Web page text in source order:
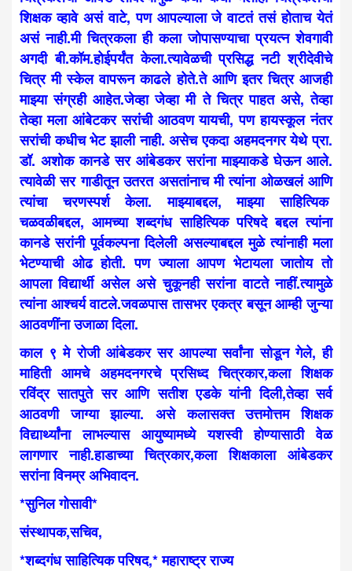
शिक्षक व्हावे असं वाटे, पण आपल्याला जे वाटतं तसं होताच येतं
असं नाही.मी चित्रकला ही कला जोपासण्याचा प्रयत्न शेवगावी
अगदी बी.कॉम.होईपर्यंत केला.त्यावेळची प्रसिद्ध नटी श्रीदेवीचे
चित्र मी स्केल वापरून काढले होते.ते आणि इतर चित्र आजही
माझ्या संग्रही आहेत.जेव्हा जेव्हा मी ते चित्र पाहत असे, तेव्हा
तेव्हा मला आंबेटकर सरांची आठवण यायची, पण हायस्कूल नंतर
सरांची कधीच भेट झाली नाही. असेच एकदा अहमदनगर येथे प्रा.
डॉ. अशोक कानडे सर आंबेडकर सरांना माझ्याकडे घेऊन आले.
त्यावेळी सर गाडीतून उतरत असतांनाच मी त्यांना ओळखलं आणि
त्यांचा चरणस्पर्श केला. माझ्याबद्दल, माझ्या साहित्यिक
चळवळीबद्दल, आमच्या शब्दगंध साहित्यिक परिषदे बद्दल त्यांना
कानडे सरांनी पूर्वकल्पना दिलेली असल्याबद्दल मुळे त्यांनाही मला
भेटण्याची ओढ होती. पण ज्याला आपण भेटायला जातोय तो
आपला विद्यार्थी असेल असे चुकूनही सरांना वाटते नाहीं.त्यामुळे
त्यांना आश्चर्य वाटले.जवळपास तासभर एकत्र बसून आम्ही जुन्या
आठवणींना उजाळा दिला.
काल ९ मे रोजी आंबेडकर सर आपल्या सर्वांना सोडून गेले, ही
माहिती आमचे अहमदनगरचे प्रसिध्द चित्रकार,कला शिक्षक
रविंद्र सातपुते सर आणि सतीश एडके यांनी दिली,तेव्हा सर्व
आठवणी जाग्या झाल्या. असे कलासक्त उत्तमोत्तम शिक्षक
विद्यार्थ्यांना लाभल्यास आयुष्यामध्ये यशस्वी होण्यासाठी वेळ
लागणार नाही.हाडाच्या चित्रकार,कला शिक्षकाला आंबेडकर
सरांना विनम्र अभिवादन.
*सुनिल गोसावी*
संस्थापक,सचिव,
*शब्दगंध साहित्यिक परिषद,* महाराष्ट्र राज्य